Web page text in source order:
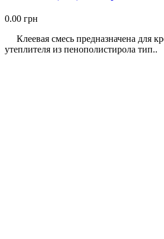
0.00 грн
Клеевая смесь предназначена для
утеплителя из пенополистирола тип..